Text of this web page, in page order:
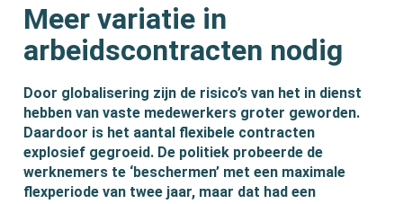
Meer variatie in
arbeidscontracten nodig
Door globalisering zijn de risico’s van het in dienst
hebben van vaste medewerkers groter geworden.
Daardoor is het aantal flexibele contracten
explosief gegroeid. De politiek probeerde de
werknemers te ‘beschermen’ met een maximale
flexperiode van twee jaar, maar dat had een